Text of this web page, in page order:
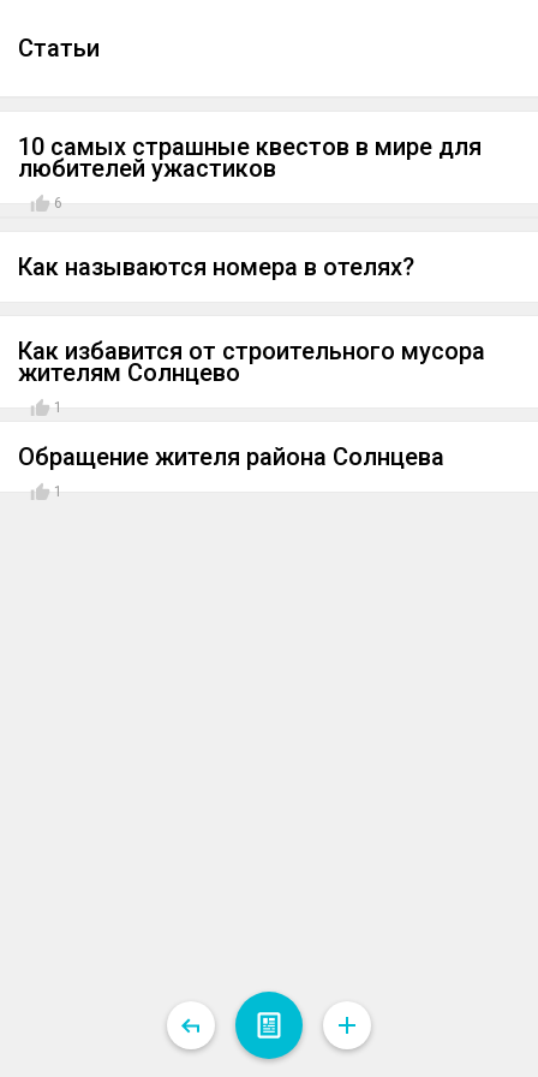
Cтатьи
10 самых страшные квестов в мире для
любителей ужастиков
6
Как называются номера в отелях?
Как избавится от строительного мусора
жителям Солнцево
1
Обращение жителя района Солнцева
1